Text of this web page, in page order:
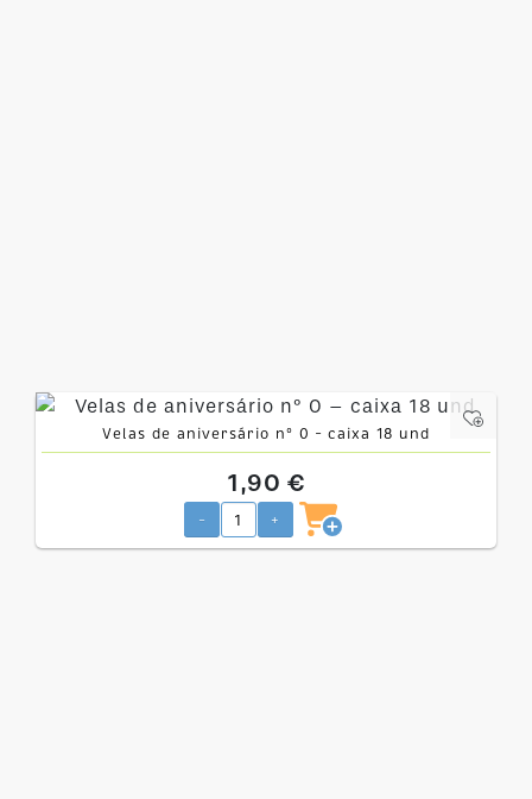
Velas de aniversário nº 0 – caixa 18 und
1,90 €
- +